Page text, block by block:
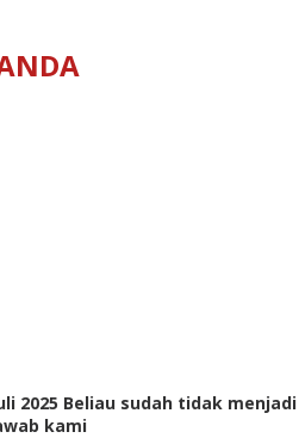
2025 Beliau sudah tidak
kami